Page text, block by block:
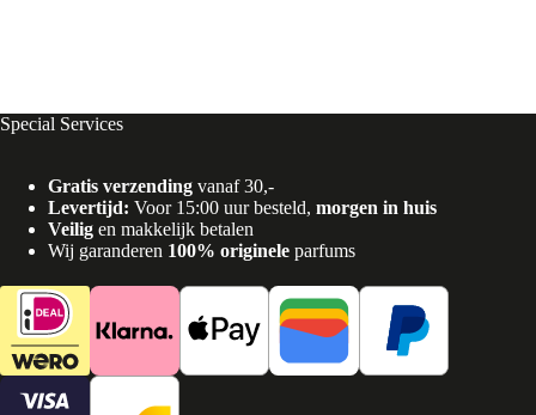
Special Services
Gratis verzending vanaf 30,-
Levertijd: Voor 15:00 uur besteld, morgen in huis
Veilig en makkelijk betalen
Wij garanderen 100% originele parfums